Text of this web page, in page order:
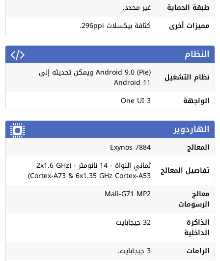
طبقة الحماية
غير محدد.
مميزات أخرى
كثافة بيكسلات 296ppi.
النظام
نظام التشغيل Android 9.0 (Pie) ويمكن تحديثه إلى
Android 11
الواجهة
One UI 3
الهاردوير
المعالج
Exynos 7884
تفاصيل المعالج
ثماني النواة - 14 نانومتر - (2x1.6 GHz
Cortex-A73 & 6x1.35 GHz Cortex-A53)
معالج
الرسومات
Mali-G71 MP2
الذاكرة
الداخلية
32 جيجابايت
الرامات 3 جيجابايت.